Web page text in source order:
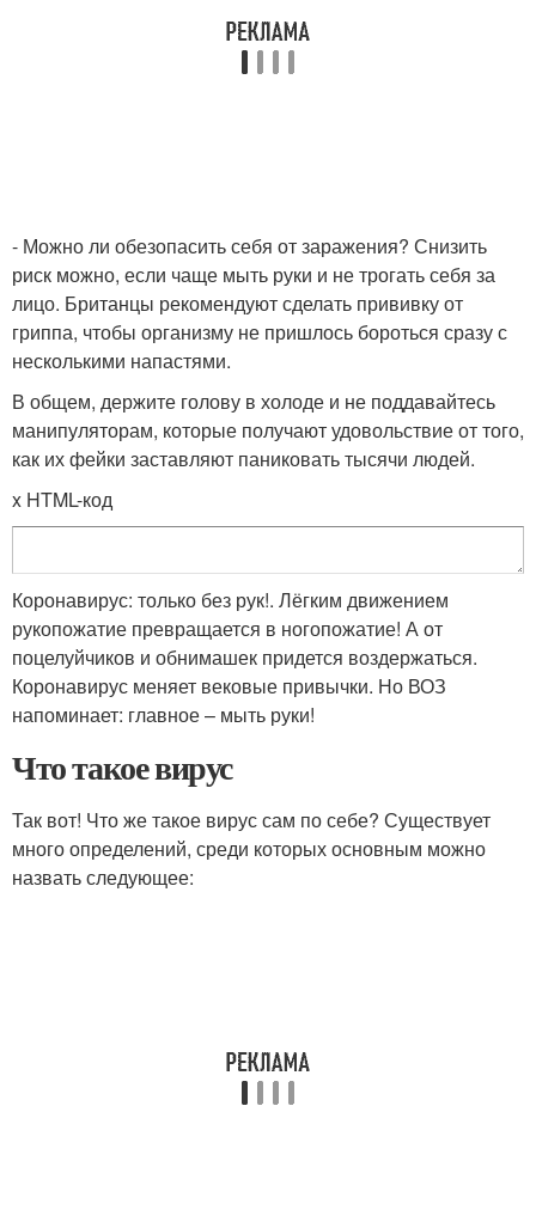
- Можно ли обезопасить себя от заражения? Снизить
риск можно, если чаще мыть руки и не трогать себя за
лицо. Британцы рекомендуют сделать прививку от
гриппа, чтобы организму не пришлось бороться сразу с
несколькими напастями.
В общем, держите голову в холоде и не поддавайтесь
манипуляторам, которые получают удовольствие от того,
как их фейки заставляют паниковать тысячи людей.
x HTML-код
Коронавирус: только без рук!. Лёгким движением
рукопожатие превращается в ногопожатие! А от
поцелуйчиков и обнимашек придется воздержаться.
Коронавирус меняет вековые привычки. Но ВОЗ
напоминает: главное – мыть руки!
Что такое вирус
Так вот! Что же такое вирус сам по себе? Существует
много определений, среди которых основным можно
назвать следующее: